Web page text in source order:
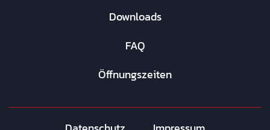
Downloads
FAQ
Öffnungszeiten